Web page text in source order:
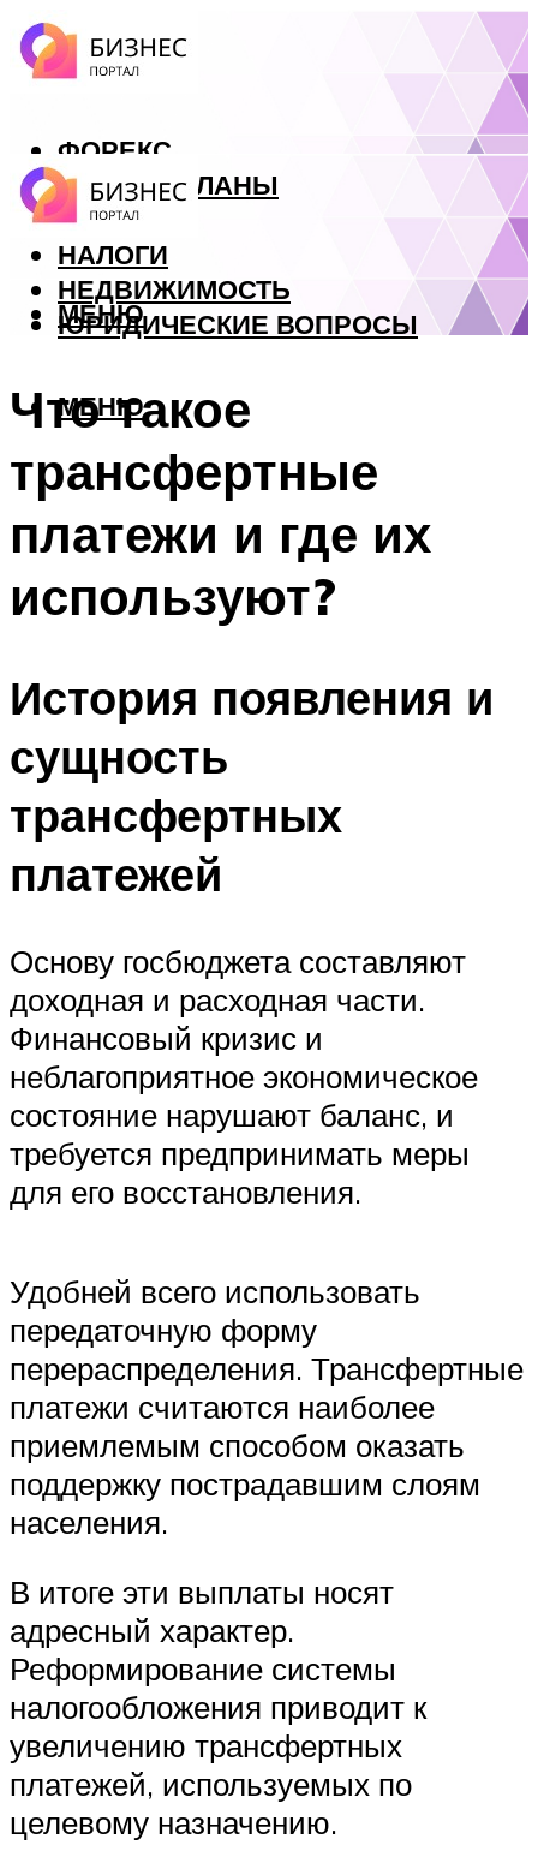
ФОРЕКС
БИЗНЕС ПЛАНЫ
КРЕДИТЫ
НАЛОГИ
НЕДВИЖИМОСТЬ
ЮРИДИЧЕСКИЕ ВОПРОСЫ
МЕНЮ
МЕНЮ
Что такое
трансфертные
платежи и где их
используют?
История появления и
сущность
трансфертных
платежей
Основу госбюджета составляют
доходная и расходная части.
Финансовый кризис и
неблагоприятное экономическое
состояние нарушают баланс, и
требуется предпринимать меры
для его восстановления.
Удобней всего использовать
передаточную форму
перераспределения. Трансфертные
платежи считаются наиболее
приемлемым способом оказать
поддержку пострадавшим слоям
населения.
В итоге эти выплаты носят
адресный характер.
Реформирование системы
налогообложения приводит к
увеличению трансфертных
платежей, используемых по
целевому назначению.